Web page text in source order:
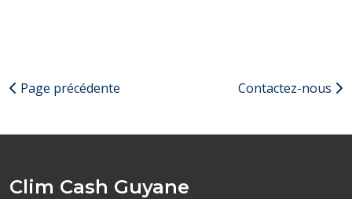
Page précédente Contactez-nous
Clim Cash Guyane